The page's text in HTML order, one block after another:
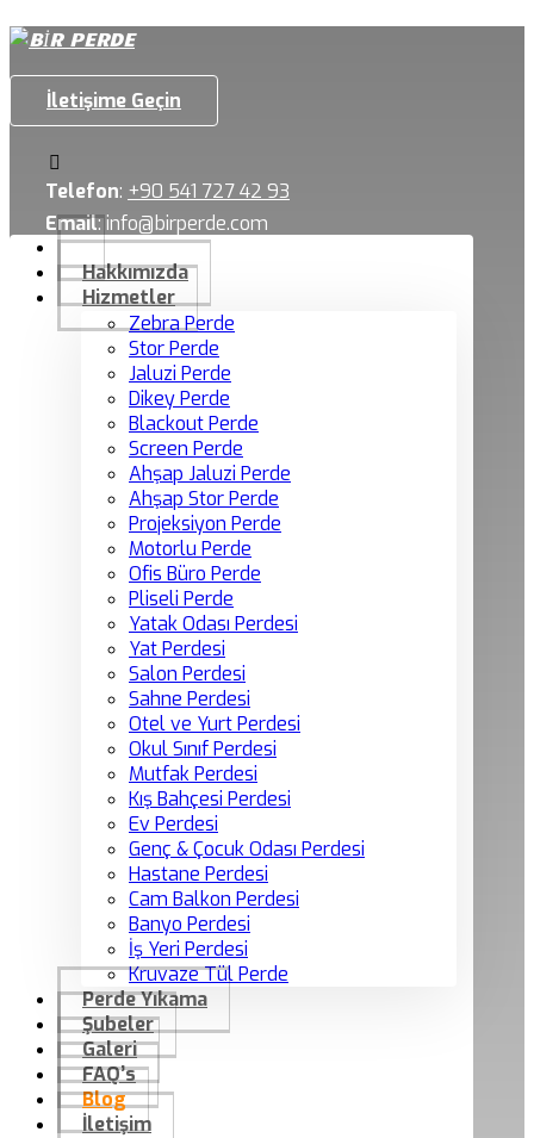
İletişime Geçin
Telefon: +90 541 727 42 93
Email:info@birperde.com
Hakkımızda
Hizmetler
Zebra Perde
Stor Perde
Jaluzi Perde
Dikey Perde
Blackout Perde
Screen Perde
Ahşap Jaluzi Perde
Ahşap Stor Perde
Projeksiyon Perde
Motorlu Perde
Ofis Büro Perde
Pliseli Perde
Yatak Odası Perdesi
Yat Perdesi
Salon Perdesi
Sahne Perdesi
Otel ve Yurt Perdesi
Okul Sınıf Perdesi
Mutfak Perdesi
Kış Bahçesi Perdesi
Ev Perdesi
Genç & Çocuk Odası Perdesi
Hastane Perdesi
Cam Balkon Perdesi
Banyo Perdesi
İş Yeri Perdesi
Kruvaze Tül Perde
Perde Yıkama
Şubeler
Galeri
FAQ’s
Blog
İletişim